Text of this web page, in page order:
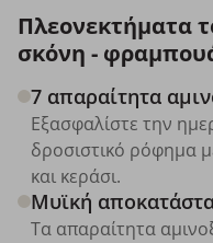
Πλεονεκτήματα
σκόνη -
7 απαραίτητα
Εξασφαλίστε την
δροσιστικό ρόφημα
και κεράσι.
Μυϊκή
Τα απαραίτητα